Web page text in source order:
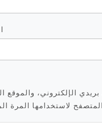
الإلكتروني، والموقع
لاستخدامها المرة